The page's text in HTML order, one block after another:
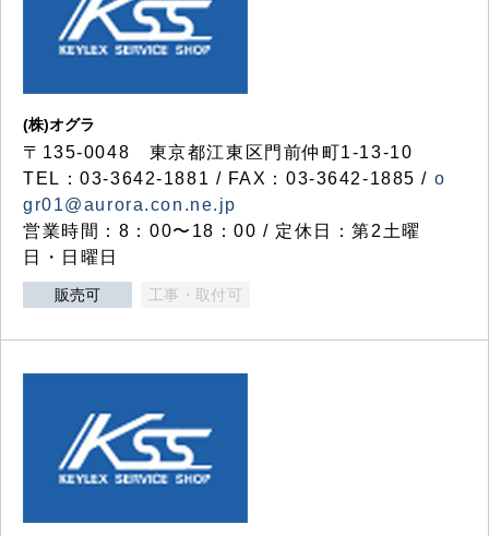
(株)オグラ
〒135-0048 東京都江東区門前仲町1-13-10
TEL：03-3642-1881 / FAX：03-3642-1885 / o
gr01@aurora.con.ne.jp
営業時間：8：00〜18：00 / 定休日：第2土曜
日・日曜日
販売可 工事・取付可